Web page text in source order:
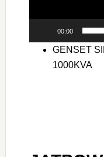
00:00
GENSET
1000KVA